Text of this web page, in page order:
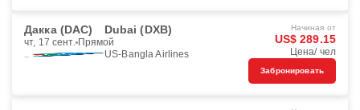
Дакка (DAC) Dubai (DXB)
чт, 17 сент. Прямой
US-Bangla Airlines
Начиная от
US$ 289.15
Цена/ чел
Забронировать